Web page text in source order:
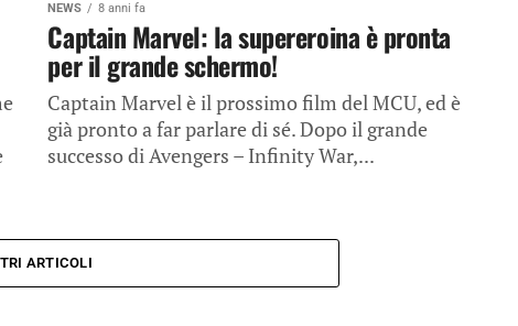
NEWS 8 anni fa
Captain Marvel: la supereroina è pronta
per il grande schermo!
Captain Marvel è il prossimo film del MCU, ed è
già pronto a far parlare di sé. Dopo il grande
successo di Avengers – Infinity War,...
ARTICOLI